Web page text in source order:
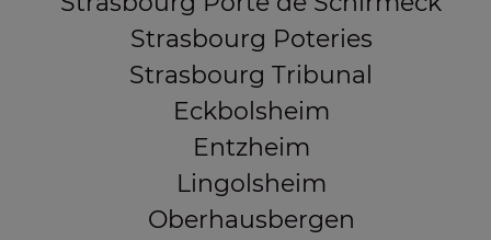
Strasbourg Poteries
Strasbourg Tribunal
Eckbolsheim
Entzheim
Lingolsheim
Oberhausbergen